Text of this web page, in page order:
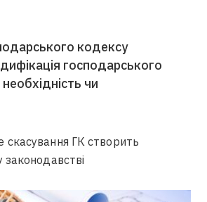
кодексу
господарського
чи
скасування ГК створить